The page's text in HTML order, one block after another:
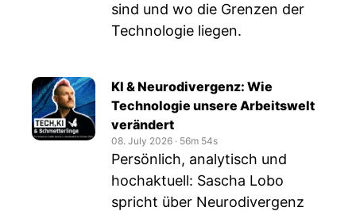
sind und wo die Grenzen der
Technologie liegen.
KI & Neurodivergenz: Wie
Technologie unsere Arbeitswelt
verändert
08. July 2026 ‧ 56m 54s
Persönlich, analytisch und
hochaktuell: Sascha Lobo
spricht über Neurodivergenz